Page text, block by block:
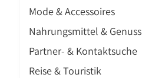
Mode & Accessoires
Nahrungsmittel & Genuss
Partner- & Kontaktsuche
Reise & Touristik